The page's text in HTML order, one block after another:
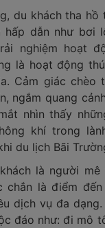
du khách tha hồ
hấp dẫn như bơi
nghiệm hoạt
là hoạt động
Cảm giác chèo
ngắm quang
nhìn thấy
khí trong
du lịch Bãi
là người mê
chắn là điểm
dịch vụ đa
đáo như: đi mô